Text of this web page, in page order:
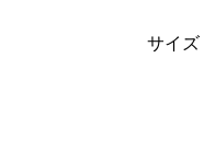
サイ